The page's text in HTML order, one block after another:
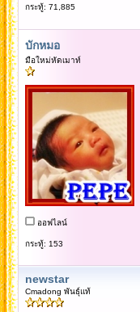
กระทู้: 71,885
บักหมอ
มือใหม่หัดเมาท์
ออฟไลน์
กระทู้: 153
newstar
Cmadong พันธุ์แท้